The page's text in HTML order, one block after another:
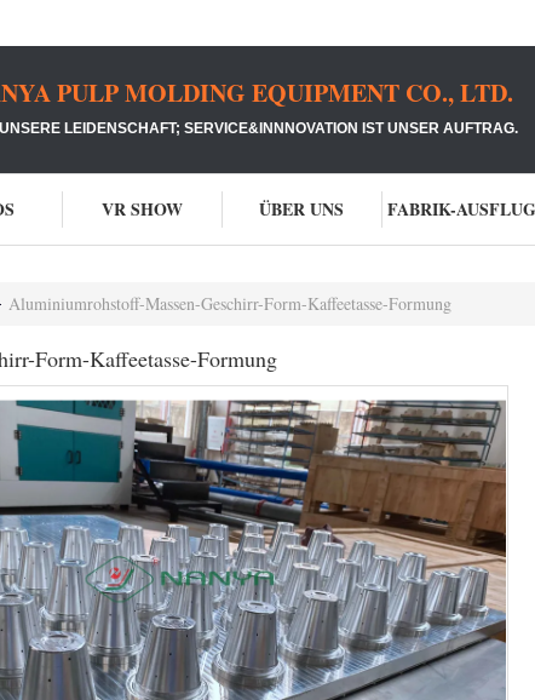
PULP MOLDING EQUIPMENT CO., LTD.
LEIDENSCHAFT; SERVICE&INNNOVATION IST UNSER AUFTRAG.
VR SHOW ÜBER UNS FABRIK-AUSFLUG
Aluminiumrohstoff-Massen-Geschirr-Form-Kaffeetasse-Formung
Form-Kaffeetasse-Formung